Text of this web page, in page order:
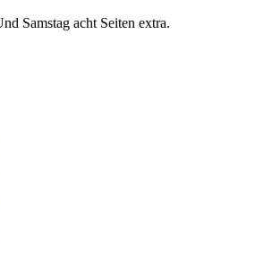
Samstag acht Seiten extra.